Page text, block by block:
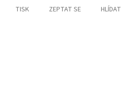
TISK ZEPTAT SE HLÍDAT